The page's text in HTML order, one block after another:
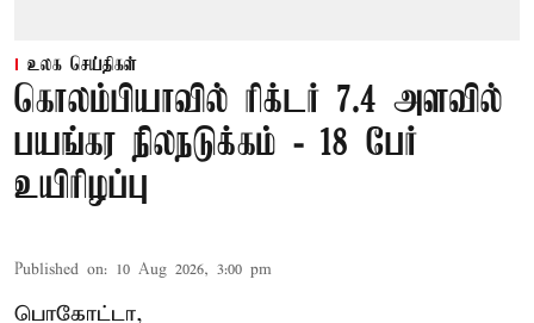
உலக செய்திகள்
கொலம்பியாவில் ரிக்டர் 7.4 அளவில்
பயங்கர நிலநடுக்கம் - 18 பேர்
உயிரிழப்பு
Published on: 10 Aug 2026, 3:00 pm
பொகோட்டா,